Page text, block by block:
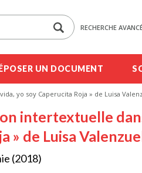
RECHERCHE
UN DOCUMENT
yo soy Caperucita Roja » de Luisa
intertextuelle
» de Luisa
(2018)